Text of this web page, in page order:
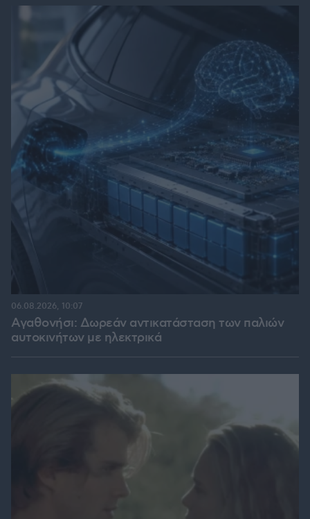
Αγαθονήσι: Δωρεάν αντικατάσταση των παλιών
αυτοκινήτων με ηλεκτρικά
06.08.2026, 10:07